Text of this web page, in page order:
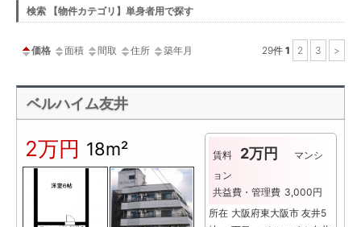
検索 【物件カテゴリ】単身者用で探す
価格 面積 間取 住所 築年月 29件 1 2 3 >
ベルハイム友井
2万円 18m² 賃料 2万円
マンシ
ョン
共益費・管理費 3,000円
所在 大阪府東大阪市 友井5